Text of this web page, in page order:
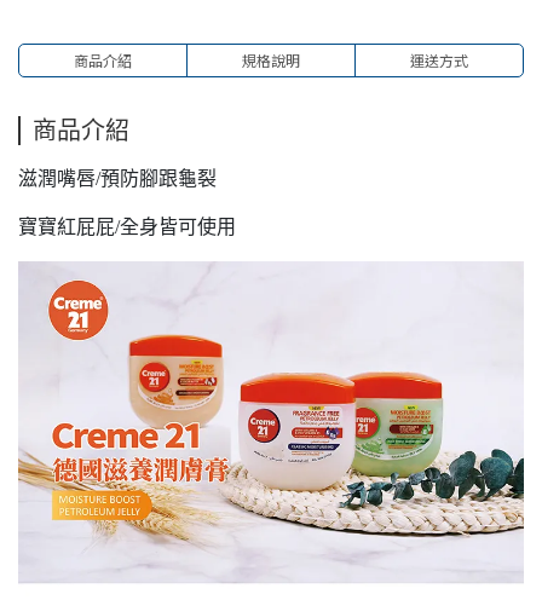
商品介紹 規格說明 運送方式
商品介紹
滋潤嘴唇/預防腳跟龜裂
寶寶紅屁屁/全身皆可使用